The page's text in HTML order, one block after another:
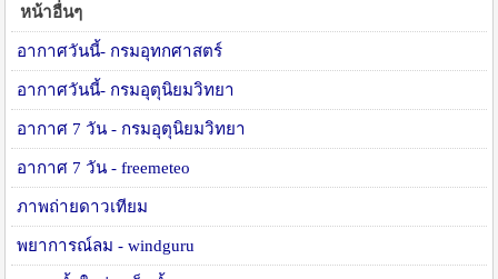
หน้าอื่นๆ
อากาศวันนี้- กรมอุทกศาสตร์
อากาศวันนี้- กรมอุตุนิยมวิทยา
อากาศ 7 วัน - กรมอุตุนิยมวิทยา
อากาศ 7 วัน - freemeteo
ภาพถ่ายดาวเทียม
พยาการณ์ลม - windguru